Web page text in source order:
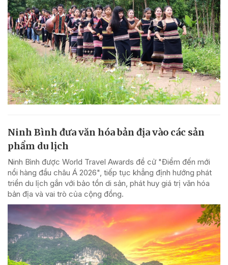
Ninh Bình đưa văn hóa bản địa vào các sản
phẩm du lịch
Ninh Bình được World Travel Awards đề cử "Điểm đến mới
nổi hàng đầu châu Á 2026", tiếp tục khẳng định hướng phát
triển du lịch gắn với bảo tồn di sản, phát huy giá trị văn hóa
bản địa và vai trò của cộng đồng.